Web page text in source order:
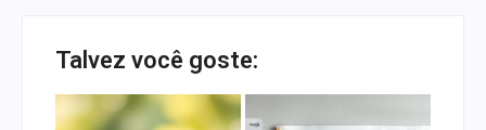
Talvez você goste: